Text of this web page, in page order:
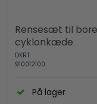
Rensesæt til
cyklonkæde
DKRT
910012100
På lager